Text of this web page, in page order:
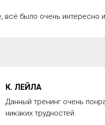
всё было очень интересно
К. ЛЕЙЛА
Данный тренинг очень
никаких трудностей.